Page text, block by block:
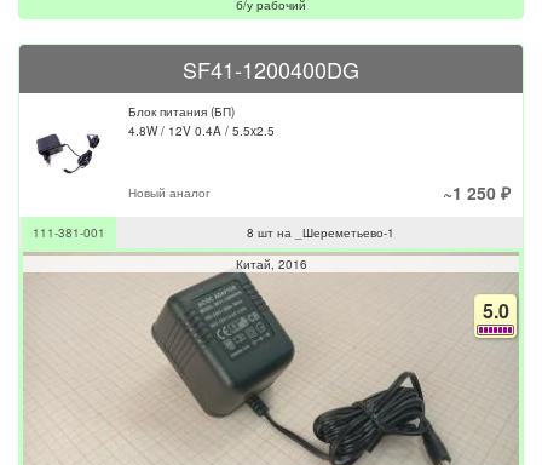
б/у рабочий
SF41-1200400DG
Блок питания (БП)
4.8W / 12V 0.4A / 5.5x2.5
Новый аналог ~1 250 ₽
111-381-001
8 шт на _Шереметьево-1
Китай 2016
5.0